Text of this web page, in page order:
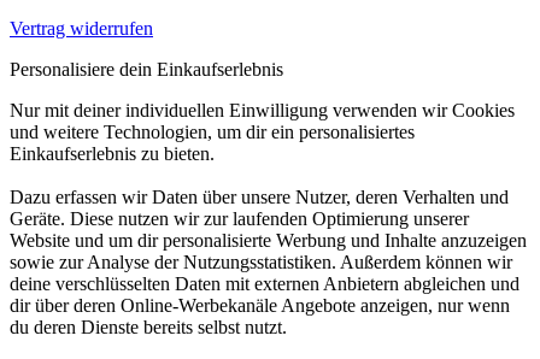
Vertrag widerrufen
Personalisiere dein Einkaufserlebnis
Nur mit deiner individuellen Einwilligung verwenden wir Cookies
und weitere Technologien, um dir ein personalisiertes
Einkaufserlebnis zu bieten.
Dazu erfassen wir Daten über unsere Nutzer, deren Verhalten und
Geräte. Diese nutzen wir zur laufenden Optimierung unserer
Website und um dir personalisierte Werbung und Inhalte anzuzeigen
sowie zur Analyse der Nutzungsstatistiken. Außerdem können wir
deine verschlüsselten Daten mit externen Anbietern abgleichen und
dir über deren Online-Werbekanäle Angebote anzeigen, nur wenn
du deren Dienste bereits selbst nutzt.